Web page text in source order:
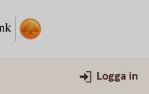
Logga in